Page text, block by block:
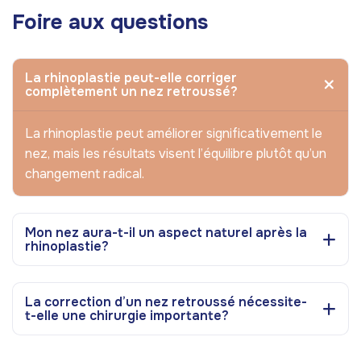
Foire aux questions
La rhinoplastie peut-elle corriger
complètement un nez retroussé?
La rhinoplastie peut améliorer significativement le
nez, mais les résultats visent l’équilibre plutôt qu’un
changement radical.
Mon nez aura-t-il un aspect naturel après la
rhinoplastie?
La correction d’un nez retroussé nécessite-
t-elle une chirurgie importante?